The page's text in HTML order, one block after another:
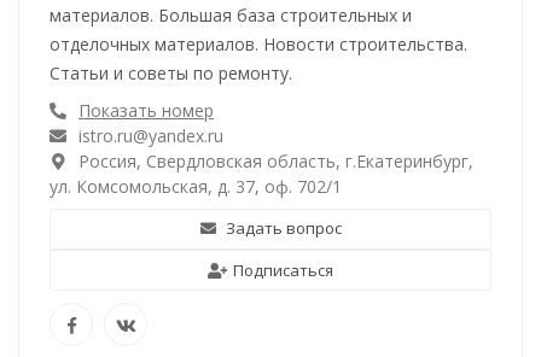
материалов. Большая база строительных и
отделочных материалов. Новости строительства.
Статьи и советы по ремонту.
Показать номер
istro.ru@yandex.ru
Россия, Свердловская область, г.Екатеринбург,
ул. Комсомольская, д. 37, оф. 702/1
Задать вопрос
Подписаться